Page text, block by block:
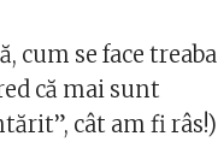
cum se face treaba
că mai sunt
cât am fi râs!)